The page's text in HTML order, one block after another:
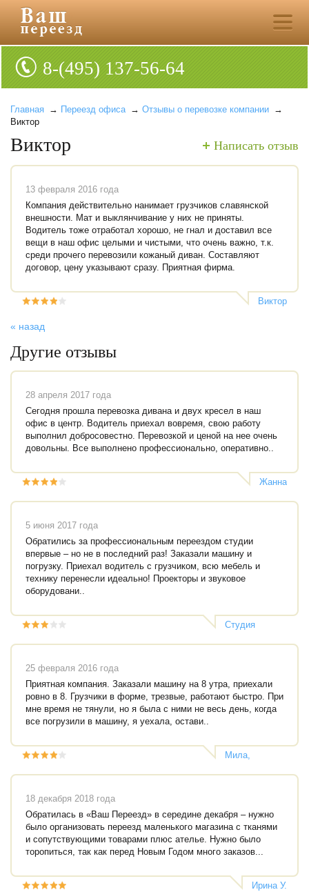
8-(495) 137-56-64
Главная → Переезд офиса → Отзывы о перевозке компании →
Виктор
Написать отзыв
Виктор
13 февраля 2016 года
Компания действительно нанимает грузчиков славянской
внешности. Мат и выклянчивание у них не приняты.
Водитель тоже отработал хорошо, не гнал и доставил все
вещи в наш офис целыми и чистыми, что очень важно, т.к.
среди прочего перевозили кожаный диван. Составляют
договор, цену указывают сразу. Приятная фирма.
Виктор
« назад
Другие отзывы
28 апреля 2017 года
Сегодня прошла перевозка дивана и двух кресел в наш
офис в центр. Водитель приехал вовремя, свою работу
выполнил добросовестно. Перевозкой и ценой на нее очень
довольны. Все выполнено профессионально, оперативно..
Жанна
5 июня 2017 года
Обратились за профессиональным переездом студии
впервые – но не в последний раз! Заказали машину и
погрузку. Приехал водитель с грузчиком, всю мебель и
технику перенесли идеально! Проекторы и звуковое
оборудовани..
Студия
"Голос"
25 февраля 2016 года
Приятная компания. Заказали машину на 8 утра, приехали
ровно в 8. Грузчики в форме, трезвые, работают быстро. При
мне время не тянули, но я была с ними не весь день, когда
все погрузили в машину, я уехала, остави..
Мила,
"Леди"
18 декабря 2018 года
Обратилась в «Ваш Переезд» в середине декабря – нужно
было организовать переезд маленького магазина с тканями
и сопутствующими товарами плюс ателье. Нужно было
торопиться, так как перед Новым Годом много заказов...
Ирина У.